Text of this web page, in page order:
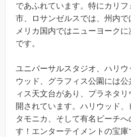
であふれています。特にカリ
市、ロサンゼルスでは、州内
メリカ国内ではニューヨーク
です。
ユニバーサルスタジオ、ハリウ
ウッド、グラフィス公園には
ィス天文台があり、プラネタ
開されています。ハリウッド
タモニカ、そして有名ビーチ
す！エンターテイメントの宝庫